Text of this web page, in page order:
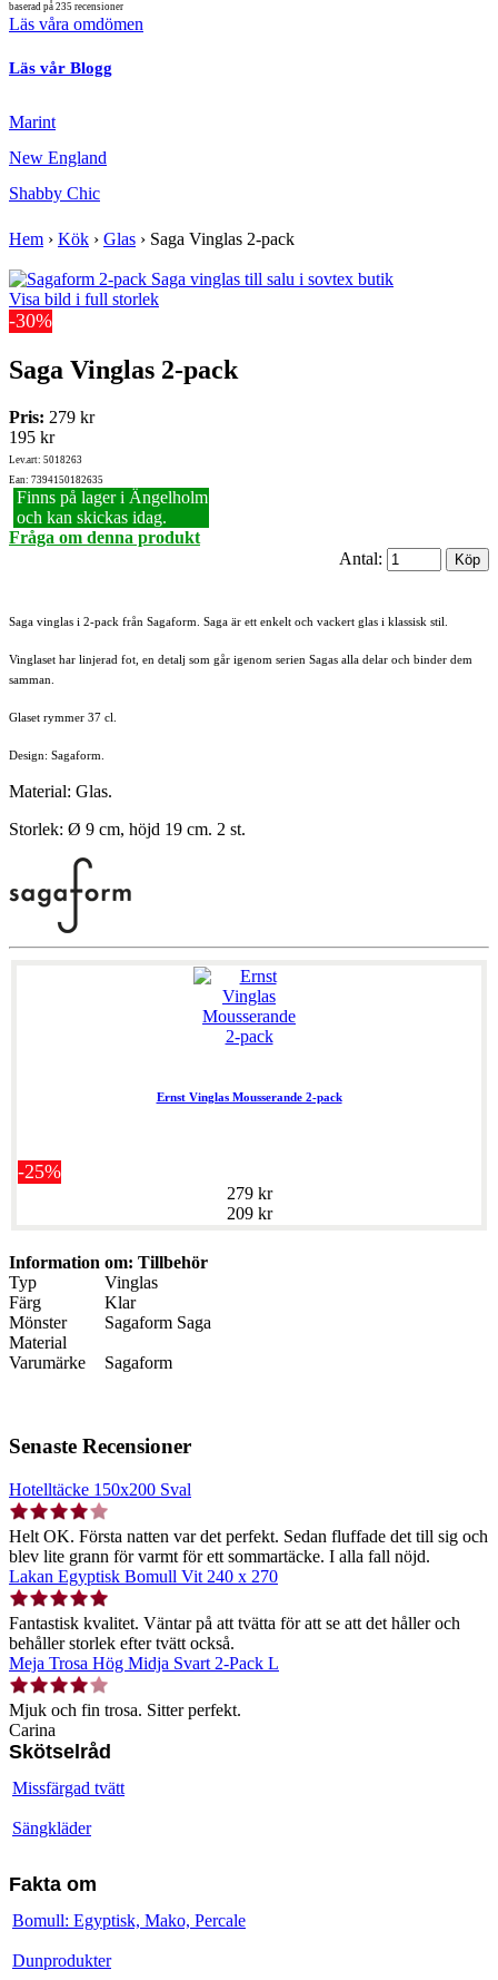
baserad på 235 recensioner
Läs våra omdömen
Läs vår Blogg
Marint
New England
Shabby Chic
Hem › Kök › Glas › Saga Vinglas 2-pack
Visa bild i full storlek
-30%
Saga Vinglas 2-pack
Pris: 279 kr
195 kr
Lev.art: 5018263
Ean: 7394150182635
Finns på lager i Ängelholm
och kan skickas idag.
Fråga om denna produkt
Antal:
Saga vinglas i 2-pack från Sagaform. Saga är ett enkelt och vackert glas i klassisk stil.
Vinglaset har linjerad fot, en detalj som går igenom serien Sagas alla delar och binder dem
samman.
Glaset rymmer 37 cl.
Design: Sagaform.
Material: Glas.
Storlek: Ø 9 cm, höjd 19 cm. 2 st.
Ernst Vinglas Mousserande 2-pack
-25%
279 kr
209 kr
Information om: Tillbehör
Typ
Vinglas
Färg
Klar
Mönster
Sagaform Saga
Material
Varumärke
Sagaform
Senaste Recensioner
Hotelltäcke 150x200 Sval
Helt OK. Första natten var det perfekt. Sedan fluffade det till sig och
blev lite grann för varmt för ett sommartäcke. I alla fall nöjd.
Lakan Egyptisk Bomull Vit 240 x 270
Fantastisk kvalitet. Väntar på att tvätta för att se att det håller och
behåller storlek efter tvätt också.
Meja Trosa Hög Midja Svart 2-Pack L
Mjuk och fin trosa. Sitter perfekt.
Carina
Skötselråd
Missfärgad tvätt
Sängkläder
Fakta om
Bomull: Egyptisk, Mako, Percale
Dunprodukter